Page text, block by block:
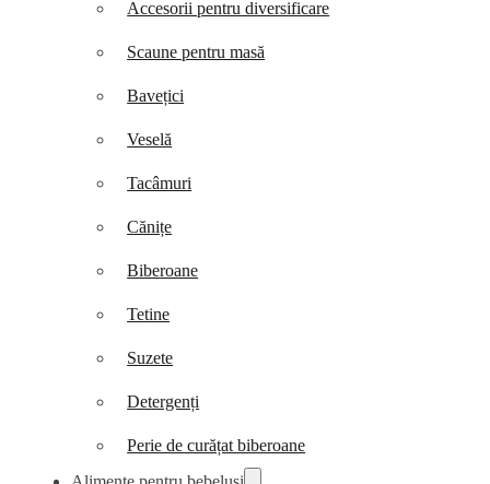
Accesorii pentru diversificare
Scaune pentru masă
Bavețici
Veselă
Tacâmuri
Cănițe
Biberoane
Tetine
Suzete
Detergenți
Perie de curățat biberoane